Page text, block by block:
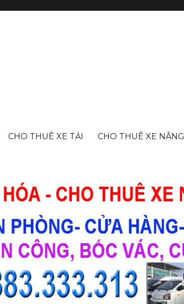
CHO THUÊ XE TẢI CHO THUÊ XE NÂNG